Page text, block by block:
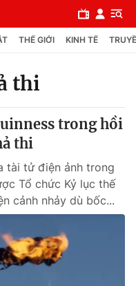
THẾ GIỚI KINH TẾ
thi
trong hồi
thi
tài tử điện ảnh trong
Tổ chức Kỷ lục thế
cảnh nhảy dù bốc...